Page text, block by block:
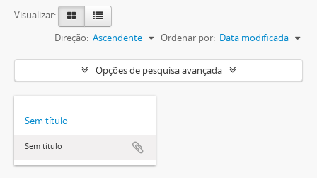
Visualizar:
Ordenar por: Data modificada
Direção: Ascendente
Opções de pesquisa avançada
Sem título
Sem título